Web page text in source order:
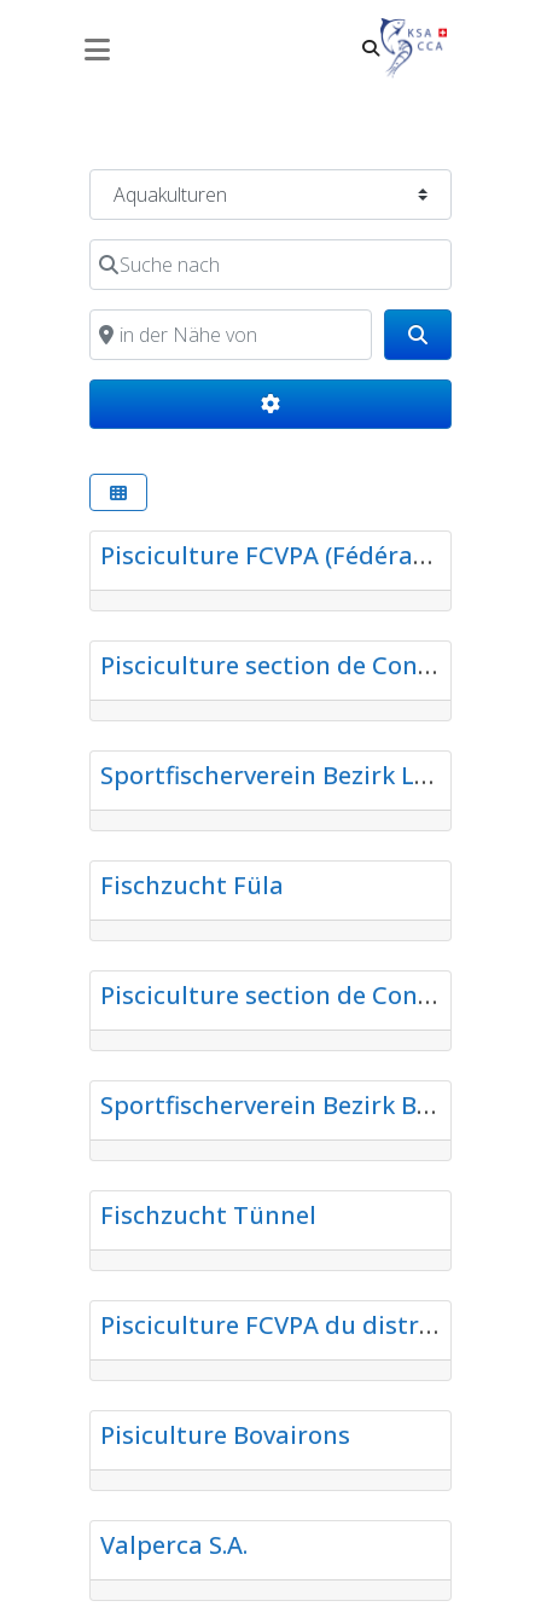
PISCICULTURE FCVPA (FÉDÉRATION
CANTONALE VALAISANNE DES
Kategorie
Suche nach
in der Nähe von Search
Advanced Filters
Aquakulturen
Pisciculture FCVPA (Fédération Cantonale Valaisanne des Pêcheurs Amateurs)
Favorite
Pisciculture section de Conthey
Favorite
Sportfischerverein Bezirk Leuk
Favorite
Fischzucht Füla
Favorite
Pisciculture section de Conthey
Favorite
Sportfischerverein Bezirk Brig
Favorite
Fischzucht Tünnel
Favorite
Pisciculture FCVPA du district de Sierre
Favorite
Pisiculture Bovairons
Favorite
Valperca S.A.